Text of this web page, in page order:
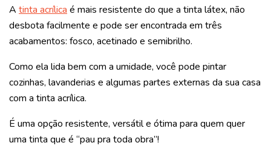
A tinta acrílica é mais resistente do que a tinta látex, não
desbota facilmente e pode ser encontrada em três
acabamentos: fosco, acetinado e semibrilho.
Como ela lida bem com a umidade, você pode pintar
cozinhas, lavanderias e algumas partes externas da sua casa
com a tinta acrílica.
É uma opção resistente, versátil e ótima para quem quer
uma tinta que é “pau pra toda obra”!